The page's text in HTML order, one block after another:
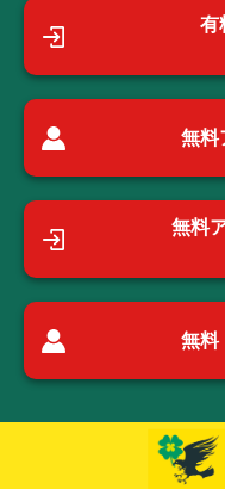
有
無料
無料
無料